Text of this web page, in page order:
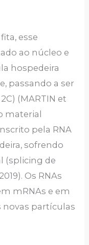
esse
ao núcleo e
hospedeira
passando a ser
(MARTIN et
material
pela RNA
sofrendo
(splicing de
Os RNAs
mRNAs e em
novas partículas